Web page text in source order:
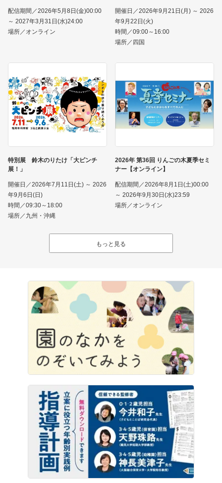
配信期間／2026年5月8日(金)00:00
～ 2027年3月31日(水)24:00
場所／オンライン
開催日／2026年9月21日(月) ～ 2026
年9月22日(火)
時間／09:00～16:00
場所／四国
特別展 鈴木のりたけ「大ピンチ
展！」
開催日／2026年7月11日(土) ～ 2026
年9月6日(日)
時間／09:30～18:00
場所／九州・沖縄
2026年 第36回 りんごの木夏季セミ
ナー【オンライン】
配信期間／2026年8月1日(土)00:00
～ 2026年9月30日(水)23:59
場所／オンライン
もっと見る